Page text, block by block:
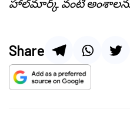
హాల్‌మార్క్ వంటి
Share